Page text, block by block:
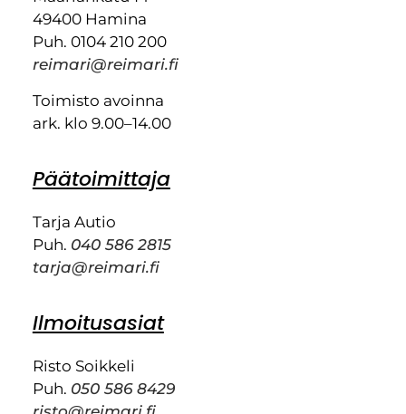
49400 Hamina
Puh. 0104 210 200
reimari@reimari.fi
Toimisto avoinna
ark. klo 9.00–14.00
Päätoimittaja
Tarja Autio
Puh. 040 586 2815
tarja@reimari.fi
Ilmoitusasiat
Risto Soikkeli
Puh. 050 586 8429